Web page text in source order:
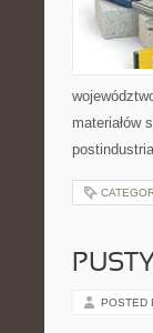
materiałów
POSTED